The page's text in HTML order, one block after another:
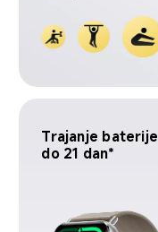
Trajanje baterije
do 21 dan*